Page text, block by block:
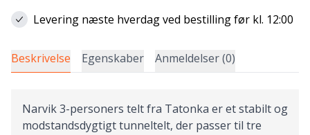
Levering næste hverdag ved bestilling før kl. 12:00
Beskrivelse Egenskaber Anmeldelser (0)
Narvik 3-personers telt fra Tatonka er et stabilt og
modstandsdygtigt tunneltelt, der passer til tre